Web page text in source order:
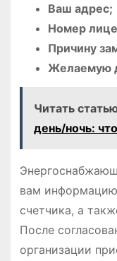
Ваш адрес;
Номер
Причину
Желаемую
Читать
день/ночь:
вам
счетчика, а
После
организации